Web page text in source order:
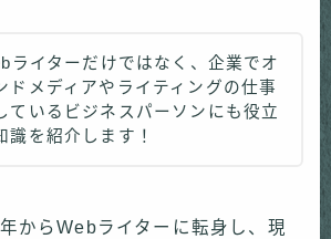
ライターだけではなく、企業でオ
ドメディアやライティングの仕事
ているビジネスパーソンにも役立
識を紹介します！
からWebライターに転身し、現